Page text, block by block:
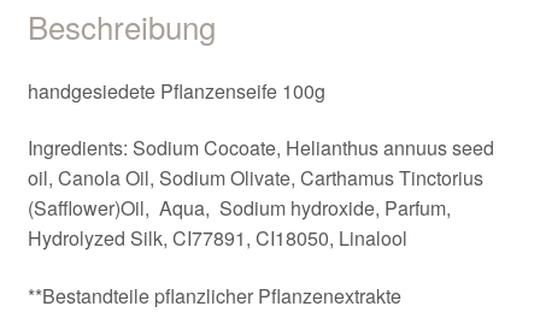
Beschreibung
handgesiedete Pflanzenseife 100g
Ingredients: Sodium Cocoate, Helianthus annuus seed
oil, Canola Oil, Sodium Olivate, Carthamus Tinctorius
(Safflower)Oil, Aqua, Sodium hydroxide, Parfum,
Hydrolyzed Silk, CI77891, CI18050, Linalool
**Bestandteile pflanzlicher Pflanzenextrakte